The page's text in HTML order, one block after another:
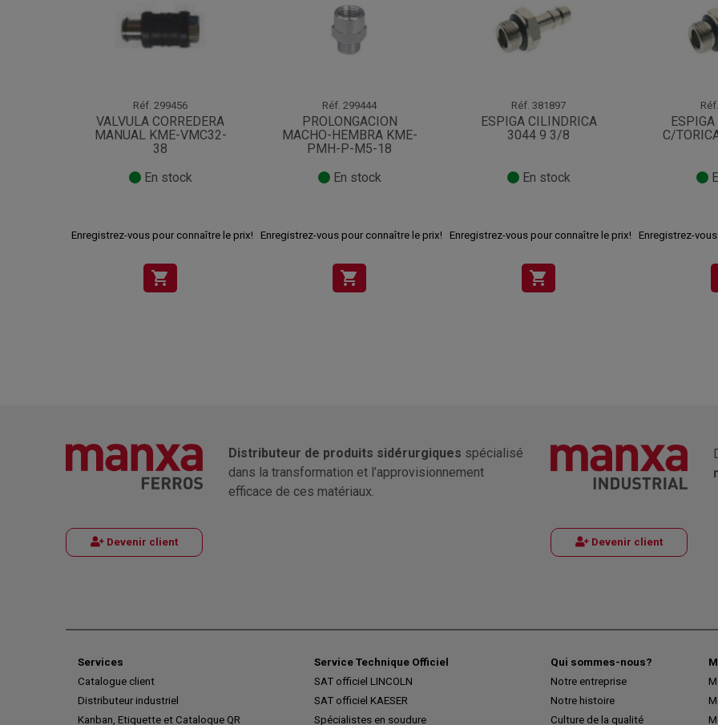
Réf. 299456
VALVULA CORREDERA
MANUAL KME-VMC32-
38
En stock
Enregistrez-vous pour connaître le prix!
shopping_cart
Réf. 299444
PROLONGACION
MACHO-HEMBRA KME-
PMH-P-M5-18
En stock
Enregistrez-vous pour connaître le prix!
shopping_cart
Réf. 381897
ESPIGA CILINDRICA
3044 9 3/8
En stock
Enregistrez-vous pour connaître le prix!
shopping_cart
Réf.
ESPIGA
C/
Enregistrez-
Devenir client
Distributeur de produits sidérurgiques spécialisé
dans la transformation et l’approvisionnement
efficace de ces matériaux.
Devenir client
Services
Catalogue client
Distributeur industriel
Kanban, Etiquette et Cataloque QR
Service Technique Officiel
SAT officiel LINCOLN
SAT officiel KAESER
Spécialistes en soudure
Qui sommes-nous?
Notre entreprise
Notre histoire
Culture de la qualité